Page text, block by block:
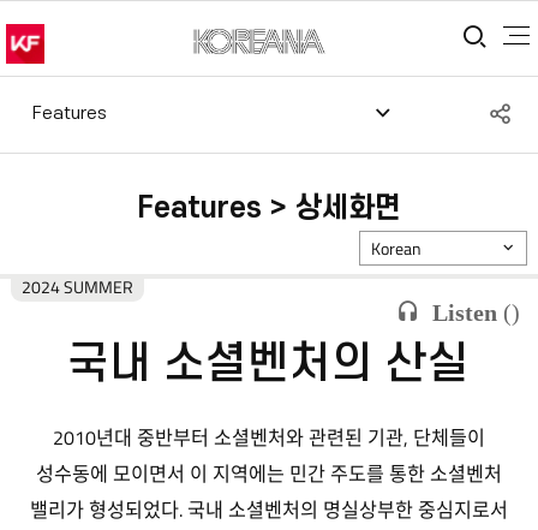
통
Features
Features > 상세화면
Listen ()
2024 SUMMER
Korean
국내 소셜벤처의 산실
2010년대 중반부터 소셜벤처와 관련된 기관, 단체들이
성수동에 모이면서 이 지역에는 민간 주도를 통한 소셜벤처
밸리가 형성되었다. 국내 소셜벤처의 명실상부한 중심지로서